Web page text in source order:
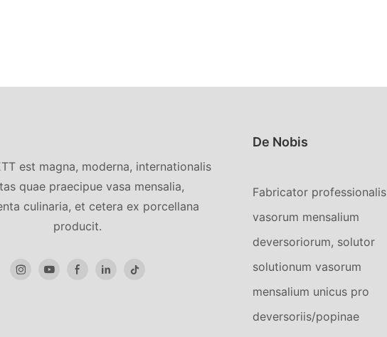
est magna, moderna, internationalis
quae praecipue vasa mensalia,
culinaria, et cetera ex porcellana
producit.
De Nobis
Fabricator professionalis
vasorum mensalium
deversoriorum, solutor
solutionum vasorum
mensalium unicus pro
deversoriis/popinae